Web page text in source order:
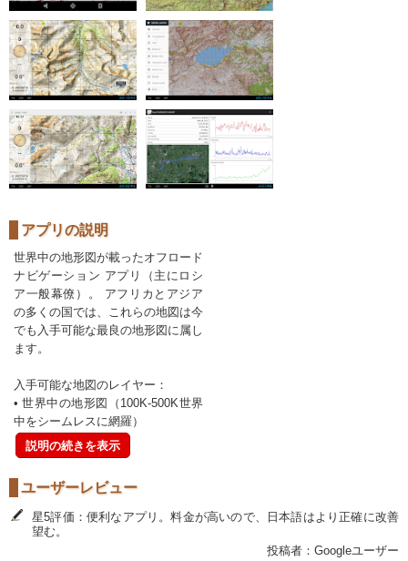
アプリの説明
世界中の地形図が載ったオフロード
ナビゲーション アプリ（主にロシ
ア一般幕僚）。 アフリカとアジア
の多くの国では、これらの地図は今
でも入手可能な最良の地形図に属し
ます。
入手可能な地図のレイヤー：
• 世界中の地形図（100K-500K世界
中をシームレスに網羅）
説明の続きを表示
ユーザーレビュー
星5評価：便利なアプリ。料金が高いので、日本語はより正確に改善
望む。
投稿者：Googleユーザー